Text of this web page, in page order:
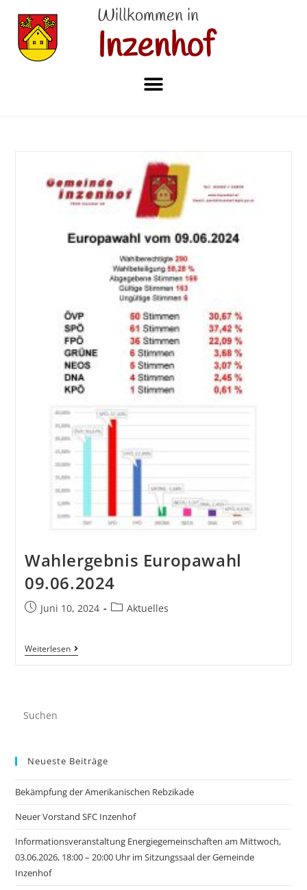
Willkommen in
Inzenhof
Wahlergebnis Europawahl
09.06.2024
Juni 10, 2024 Aktuelles
Weiterlesen
Neueste Beiträge
Bekämpfung der Amerikanischen Rebzikade
Neuer Vorstand SFC Inzenhof
Informationsveranstaltung Energiegemeinschaften am Mittwoch,
03.06.2026, 18:00 – 20:00 Uhr im Sitzungssaal der Gemeinde
Inzenhof